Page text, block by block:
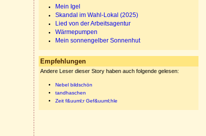
Mein Igel
Skandal im Wahl-Lokal (2025)
Lied von der Arbeitsagentur
Wärmepumpen
Mein sonnengelber Sonnenhut
Empfehlungen
Andere Leser dieser Story haben auch folgende gelesen:
Nebel bildschön
tandhaschen
Zeit f&uuml;r Gef&uuml;hle